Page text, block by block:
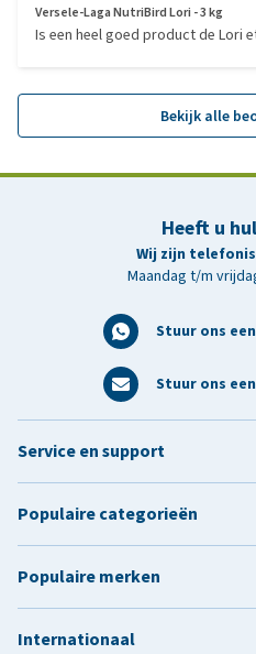
Versele-Laga NutriBird Lori - 3 kg
Is een heel goed product de Lori
Bekijk alle
Heeft u
Wij zijn
Maandag t/m
Stuur ons
Stuur ons
Service en support
Populaire categorieën
Populaire merken
Internationaal